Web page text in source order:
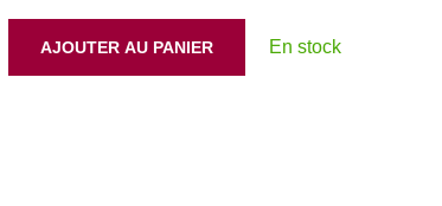
AJOUTER AU PANIER En stock